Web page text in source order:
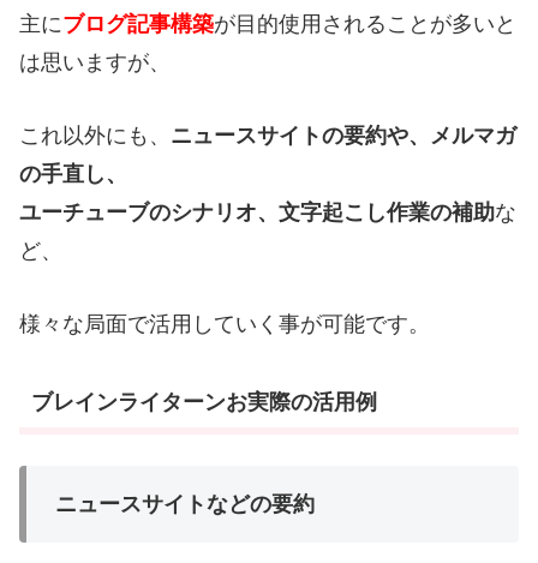
主にブログ記事構築が目的使用されることが多いと
は思いますが、
これ以外にも、 ニュースサイトの要約や、メルマガ
の手直し、
ユーチューブのシナリオ、文字起こし作業の補助な
ど、
様々な局面で活用していく事が可能です。
ブレインライターンお実際の活用例
ニュースサイトなどの要約